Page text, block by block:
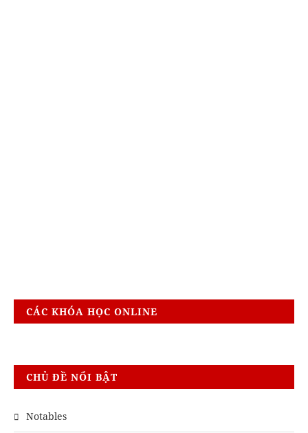
CÁC KHÓA HỌC ONLINE
CHỦ ĐỀ NỔI BẬT
Notables